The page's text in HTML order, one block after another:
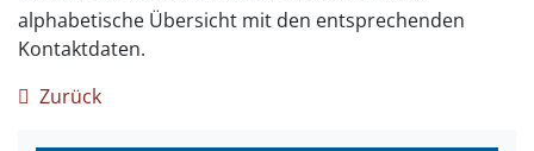
alphabetische Übersicht mit den entsprechenden
Kontaktdaten.
Zurück